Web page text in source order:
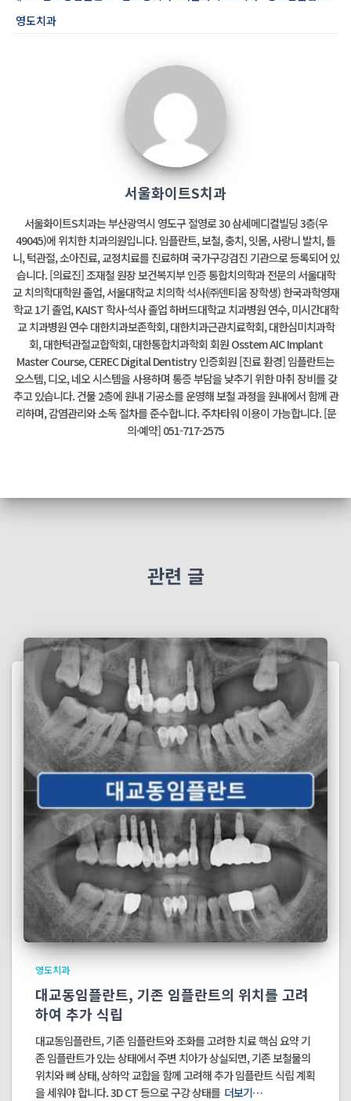
영도치과
서울화이트S치과
서울화이트S치과는 부산광역시 영도구 절영로 30 삼세메디컬빌딩 3층(우
49045)에 위치한 치과의원입니다. 임플란트, 보철, 충치, 잇몸, 사랑니 발치, 틀
니, 턱관절, 소아진료, 교정치료를 진료하며 국가구강검진 기관으로 등록되어 있
습니다. [의료진] 조재철 원장 보건복지부 인증 통합치의학과 전문의 서울대학
교 치의학대학원 졸업, 서울대학교 치의학 석사(㈜덴티움 장학생) 한국과학영재
학교 1기 졸업, KAIST 학사·석사 졸업 하버드대학교 치과병원 연수, 미시간대학
교 치과병원 연수 대한치과보존학회, 대한치과근관치료학회, 대한심미치과학
회, 대한턱관절교합학회, 대한통합치과학회 회원 Osstem AIC Implant
Master Course, CEREC Digital Dentistry 인증회원 [진료 환경] 임플란트는
오스템, 디오, 네오 시스템을 사용하며 통증 부담을 낮추기 위한 마취 장비를 갖
추고 있습니다. 건물 2층에 원내 기공소를 운영해 보철 과정을 원내에서 함께 관
리하며, 감염관리와 소독 절차를 준수합니다. 주차타워 이용이 가능합니다. [문
의·예약] 051-717-2575
관련 글
영도치과
대교동임플란트, 기존 임플란트의 위치를 고려
하여 추가 식립
대교동임플란트, 기존 임플란트와 조화를 고려한 치료 핵심 요약 기
존 임플란트가 있는 상태에서 주변 치아가 상실되면, 기존 보철물의
위치와 뼈 상태, 상하악 교합을 함께 고려해 추가 임플란트 식립 계획
을 세워야 합니다. 3D CT 등으로 구강 상태를 더보기…